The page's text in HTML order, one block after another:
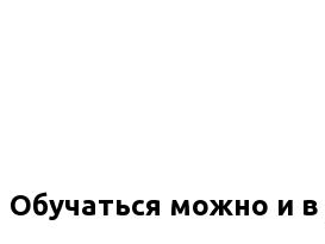
Обучаться можно и в